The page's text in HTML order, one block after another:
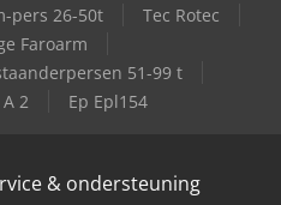
pers 26-50t
Tec Rotec
Faroarm
51-99 t
2
Ep Epl154
& ondersteuning